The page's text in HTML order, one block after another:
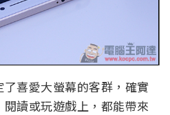
喜愛大螢幕的客群，確實
讀或玩遊戲上，都能帶來